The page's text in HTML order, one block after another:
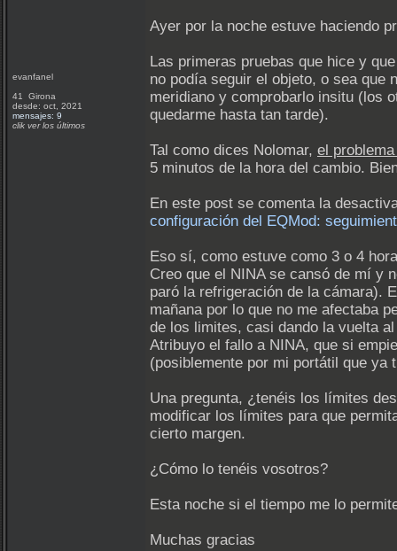
evanfanel
41 Girona
desde: oct, 2021
mensajes: 9
clik ver los últimos
Ayer por la noche estuve haciendo
Las primeras pruebas que hice y
no podía seguir el objeto, o sea que
meridiano y comprobarlo insitu (los
quedarme hasta tan tarde).
Tal como dices Nolomar, el
5 minutos de la hora del cambio.
En este post se comenta la
configuración del EQMod:
Eso sí, como estuve como 3 o 4
Creo que el NINA se cansó de mí y
paró la refrigeración de la cámara).
mañana por lo que no me afectaba
de los limites, casi dando la vuelta
Atribuyo el fallo a NINA, que si
(posiblemente por mi portátil que ya
Una pregunta, ¿tenéis los límites
modificar los límites para que
cierto margen.
¿Cómo lo tenéis vosotros?
Esta noche si el tiempo me lo
Muchas gracias